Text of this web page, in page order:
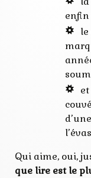
enfin
Qui aime, oui,
que lire est le